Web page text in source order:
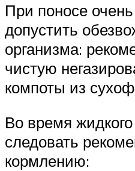
При поносе
допустить
организма:
чистую
компоты из
Во время
следовать
кормлению: